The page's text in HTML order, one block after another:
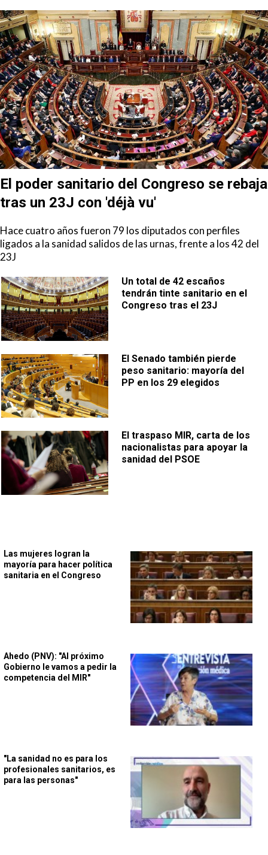
El poder sanitario del Congreso se rebaja
tras un 23J con 'déjà vu'
Hace cuatro años fueron 79 los diputados con perfiles
ligados a la sanidad salidos de las urnas, frente a los 42 del
23J
Un total de 42 escaños
tendrán tinte sanitario en el
Congreso tras el 23J
El Senado también pierde
peso sanitario: mayoría del
PP en los 29 elegidos
El traspaso MIR, carta de los
nacionalistas para apoyar la
sanidad del PSOE
Las mujeres logran la
mayoría para hacer política
sanitaria en el Congreso
Ahedo (PNV): "Al próximo
Gobierno le vamos a pedir la
competencia del MIR"
"La sanidad no es para los
profesionales sanitarios, es
para las personas"